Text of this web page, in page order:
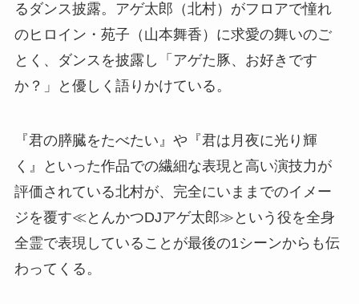
るダンス披露。アゲ太郎（北村）がフロアで憧れ
のヒロイン・苑子（山本舞香）に求愛の舞いのご
とく、ダンスを披露し「アゲた豚、お好きです
か？」と優しく語りかけている。
『君の膵臓をたべたい』や『君は月夜に光り輝
く』といった作品での繊細な表現と高い演技力が
評価されている北村が、完全にいままでのイメー
ジを覆す≪とんかつDJアゲ太郎≫という役を全身
全霊で表現していることが最後の1シーンからも伝
わってくる。